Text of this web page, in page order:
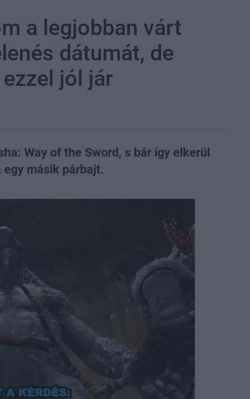
a legjobban várt
dátumát, de
jól jár
Way of the Sword, s bár így elkerül
másik párbajt.